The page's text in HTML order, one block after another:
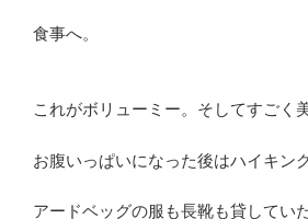
食事へ。
これがボリューミー。そしてすごく
お腹いっぱいになった後はハイキング
アードベッグの服も長靴も貸してい